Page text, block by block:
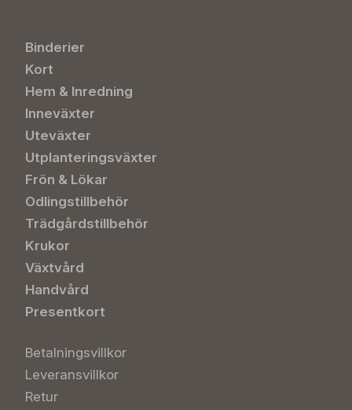
Binderier
Kort
Hem & Inredning
Inneväxter
Uteväxter
Utplanteringsväxter
Frön & Lökar
Odlingstillbehör
Trädgårdstillbehör
Krukor
Växtvård
Handvård
Presentkort
Betalningsvillkor
Leveransvillkor
Retur